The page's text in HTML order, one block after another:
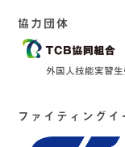
協力団体
ファイティングイ